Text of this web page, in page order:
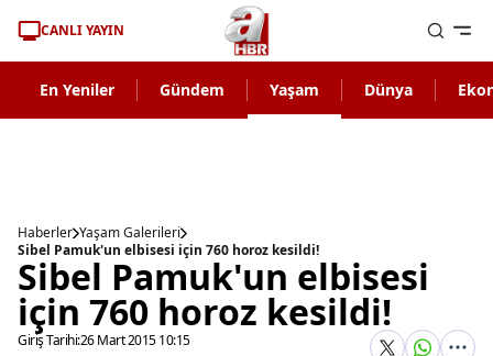
CANLI YAYIN
En Yeniler Gündem Yaşam Dünya
Haberler Yaşam Galerileri
Sibel Pamuk'un elbisesi için 760 horoz kesildi!
Sibel Pamuk'un elbisesi
için 760 horoz kesildi!
Giriş Tarihi:26 Mart 2015 10:15